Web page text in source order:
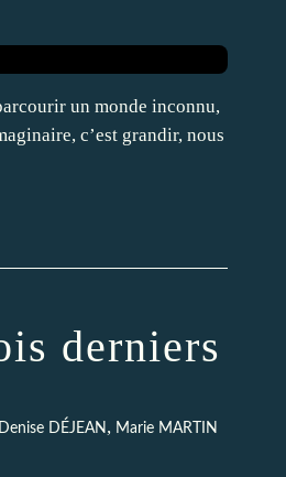
un monde inconnu,
c’est grandir, nous
derniers
Denise DÉJEAN , Marie MARTIN